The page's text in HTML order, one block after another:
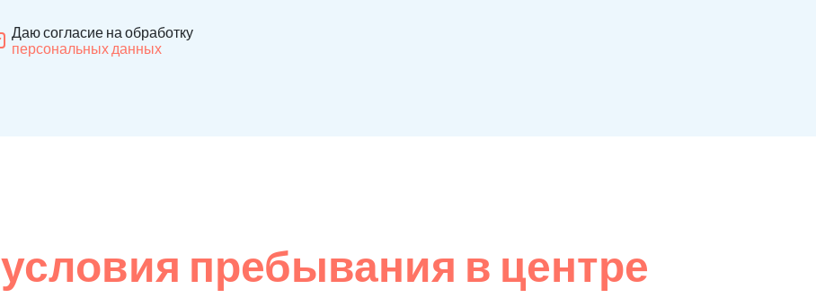
Даю согласие на обработку
персональных данных
условия пребывания в центре